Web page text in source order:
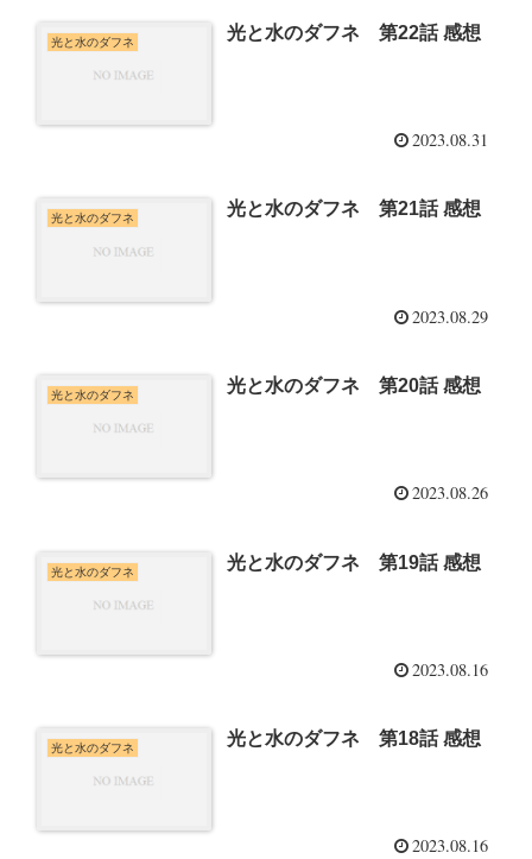
光と水のダフネ 光と水のダフネ 第22話 感想
2023.08.31
光と水のダフネ 光と水のダフネ 第21話 感想
2023.08.29
光と水のダフネ 光と水のダフネ 第20話 感想
2023.08.26
光と水のダフネ 光と水のダフネ 第19話 感想
2023.08.16
光と水のダフネ 光と水のダフネ 第18話 感想
2023.08.16